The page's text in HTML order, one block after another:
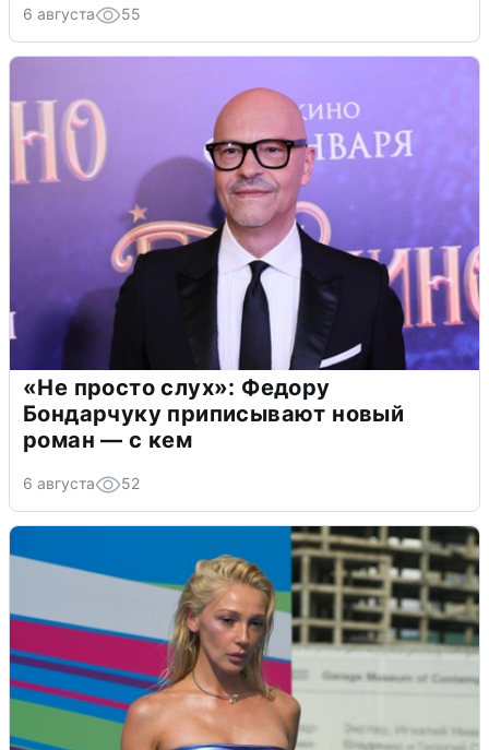
6 августа 55
«Не просто слух»: Федору
Бондарчуку приписывают новый
роман — с кем
6 августа 52